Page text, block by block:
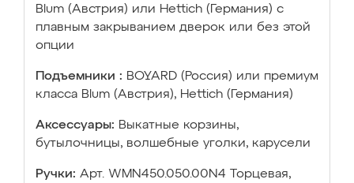
Blum (Австрия) или Hettich (Германия) с
плавным закрыванием дверок или без этой
опции
Подъемники : BOYARD (Россия) или премиум
класса Blum (Австрия), Hettich (Германия)
Аксессуары: Выкатные корзины,
бутылочницы, волшебные уголки, карусели
Ручки: Арт. WMN450.050.00N4 Торцевая,